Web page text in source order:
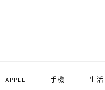
APPLE 手機 生